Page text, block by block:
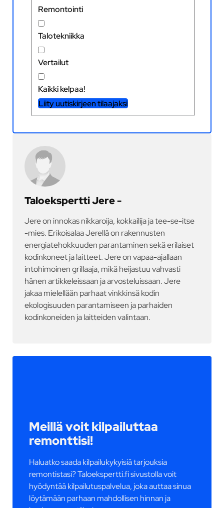
Remontointi
Talotekniikka
Vertailut
Kaikki kelpaa!
Liity uutiskirjeen tilaajaksi
Taloekspertti Jere -
Jere on innokas nikkaroija, kokkailija ja tee-se-itse
-mies. Erikoisalaa Jerellä on rakennusten
energiatehokkuuden parantaminen sekä erilaiset
kodinkoneet ja laitteet. Jere on vapaa-ajallaan
intohimoinen grillaaja, mikä heijastuu vahvasti
hänen artikkeleissaan ja arvosteluissaan. Jere
jakaa mielellään parhaat vinkkinsä kodin
ekologisuuden parantamiseen ja parhaiden
kodinkoneiden ja laitteiden valintaan.
Meillä voit kilpailuttaa
remonttisi!
Haluatko saada kilpailukykyisiä tarjouksia
remontistasi? Taloekspertti.fi sivustolla voit
hyödyntää kilpailutuspalvelua, joka auttaa sinua
löytämään parhaan mahdollisen hinnan ja